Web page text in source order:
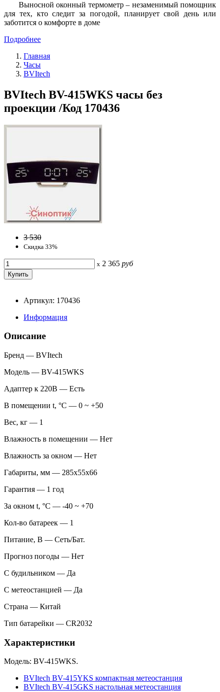
Выносной оконный термометр – незаменимый помощник
для тех, кто следит за погодой, планирует свой день или
заботится о комфорте в доме
Подробнее
Главная
Часы
BVItech
BVItech BV-415WKS часы без
проекции /Код 170436
3 530
Скидка 33%
x 2 365 руб
Артикул: 170436
Информация
Описание
Бренд — BVItech
Модель — BV-415WKS
Адаптер к 220В — Есть
В помещении t, °С — 0 ~ +50
Вес, кг — 1
Влажность в помещении — Нет
Влажность за окном — Нет
Габариты, мм — 285х55х66
Гарантия — 1 год
За окном t, °С — -40 ~ +70
Кол-во батареек — 1
Питание, В — Сеть/Бат.
Прогноз погоды — Нет
С будильником — Да
С метеостанцией — Да
Страна — Китай
Тип батарейки — CR2032
Характеристики
Модель: BV-415WKS.
BVItech BV-415YKS компактная метеостанция
BVItech BV-415GKS настольная метеостанция